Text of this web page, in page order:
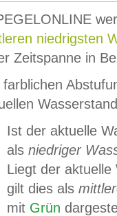
niedrigsten
Zeitspanne in
farblichen
Ist der aktuelle
als niedriger
Liegt der
gilt dies als
mit Grün